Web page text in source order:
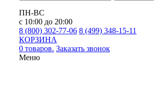
ПН-ВС
с 10:00 до 20:00
8 (800) 302-77-06 8 (499) 348-15-11
КОРЗИНА
0 товаров. Заказать звонок
Меню